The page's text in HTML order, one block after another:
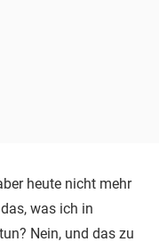
heute nicht mehr
was ich in
Nein, und das zu